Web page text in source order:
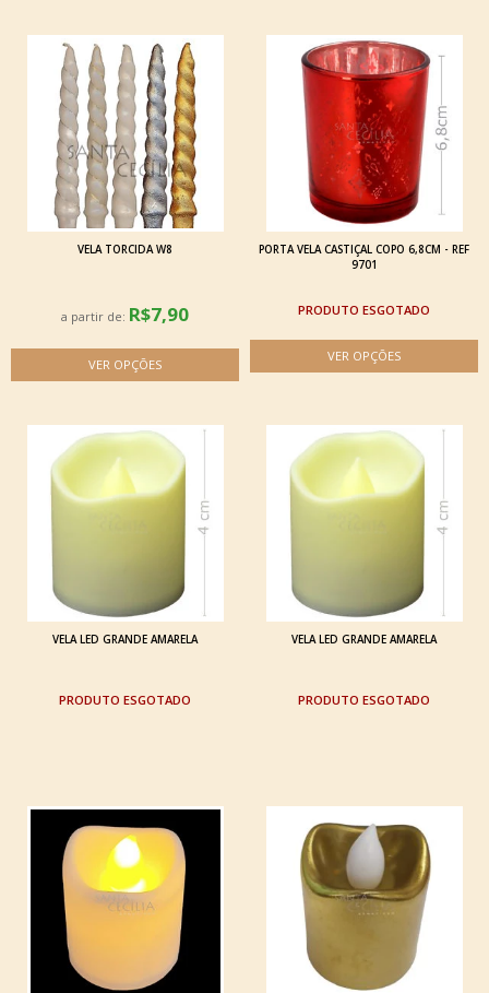
VELA TORCIDA W8
a partir de: R$7,90
PORTA VELA CASTIÇAL COPO 6,8CM - REF
9701
ESGOTADO
VELA LED GRANDE AMARELA
ESGOTADO
VELA LED GRANDE AMARELA
ESGOTADO